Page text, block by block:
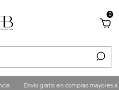
0
Envio gratis en compras mayores a